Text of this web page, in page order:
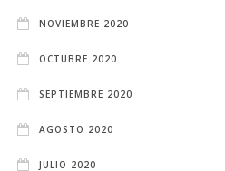
NOVIEMBRE 2020
OCTUBRE 2020
SEPTIEMBRE 2020
AGOSTO 2020
JULIO 2020